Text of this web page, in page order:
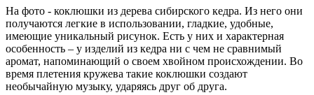
На фото - коклюшки из дерева сибирского кедра. Из него они
получаются легкие в использовании, гладкие, удобные,
имеющие уникальный рисунок. Есть у них и характерная
особенность – у изделий из кедра ни с чем не сравнимый
аромат, напоминающий о своем хвойном происхождении. Во
время плетения кружева такие коклюшки создают
необычайную музыку, ударяясь друг об друга.